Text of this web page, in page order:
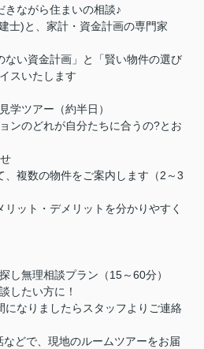
きながら住まいの相談♪
士)と、家計・資金計画の専門家
ない資金計画」と「賢い物件の選び
スいたします
学ツアー（約半日）
ンのどれが自分たちに合うの?とお
、複数の物件をご案内します（2～3
ット・デメリットを分かりやすく
無理相談プラン（15～60分）
したい方に！
になりましたらスタッフよりご連絡
どで、現地のルームツアーをお届